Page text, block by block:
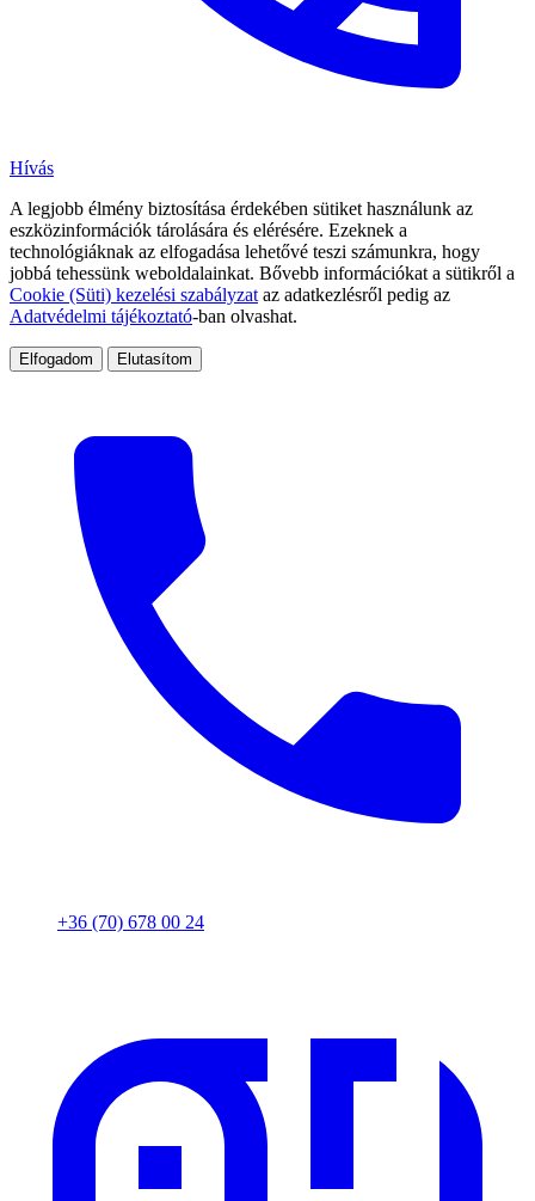
Hívás
A legjobb élmény biztosítása érdekében sütiket használunk az
eszközinformációk tárolására és elérésére. Ezeknek a
technológiáknak az elfogadása lehetővé teszi számunkra, hogy
jobbá tehessünk weboldalainkat. Bővebb információkat a sütikről a
Cookie (Süti) kezelési szabályzataz adatkezlésről pedig az
Adatvédelmi tájékoztató-ban olvashat.
Elfogadom Elutasítom
+36 (70) 678 00 24